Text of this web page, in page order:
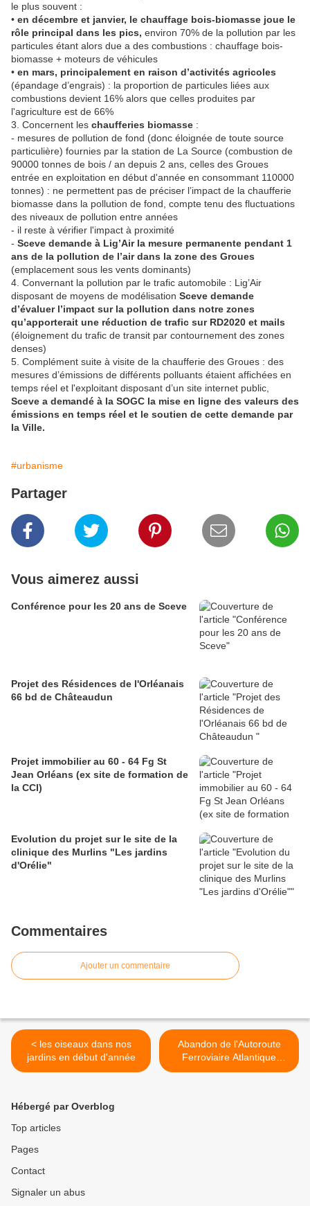
le plus souvent :
• en décembre et janvier, le chauffage bois-biomasse joue le
rôle principal dans les pics, environ 70% de la pollution par les
particules étant alors due a des combustions : chauffage bois-
biomasse + moteurs de véhicules
• en mars, principalement en raison d’activités agricoles
(épandage d’engrais) : la proportion de particules liées aux
combustions devient 16% alors que celles produites par
l'agriculture est de 66%
3. Concernent les chaufferies biomasse :
- mesures de pollution de fond (donc éloignée de toute source
particulière) fournies par la station de La Source (combustion de
90000 tonnes de bois / an depuis 2 ans, celles des Groues
entrée en exploitation en début d'année en consommant 110000
tonnes) : ne permettent pas de préciser l’impact de la chaufferie
biomasse dans la pollution de fond, compte tenu des fluctuations
des niveaux de pollution entre années
- il reste à vérifier l'impact à proximité
- Sceve demande à Lig’Air la mesure permanente pendant 1
ans de la pollution de l’air dans la zone des Groues
(emplacement sous les vents dominants)
4. Convernant la pollution par le trafic automobile : Lig’Air
disposant de moyens de modélisation Sceve demande
d’évaluer l’impact sur la pollution dans notre zones
qu’apporterait une réduction de trafic sur RD2020 et mails
(éloignement du trafic de transit par contournement des zones
denses)
5. Complément suite à visite de la chaufferie des Groues : des
mesures d’émissions de différents polluants étaient affichées en
temps réel et l'exploitant disposant d’un site internet public,
Sceve a demandé à la SOGC la mise en ligne des valeurs des
émissions en temps réel et le soutien de cette demande par
la Ville.
#urbanisme
Partager
Vous aimerez aussi
Conférence pour les 20 ans de Sceve
Projet des Résidences de l'Orléanais
66 bd de Châteaudun
Projet immobilier au 60 - 64 Fg St
Jean Orléans (ex site de formation de
la CCI)
Evolution du projet sur le site de la
clinique des Murlins "Les jardins
d'Orélie"
Commentaires
Ajouter un commentaire
< les oiseaux dans nos
jardins en début d'année
Abandon de l'Autoroute
Ferroviaire Atlantique
basée sur l'utilisation
Hébergé par Overblog
Top articles
Pages
Contact
Signaler un abus